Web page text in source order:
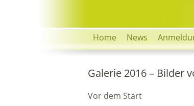
Home News
Galerie 2016 – Bilder
Vor dem Start